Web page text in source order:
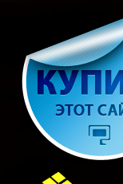
содержимому